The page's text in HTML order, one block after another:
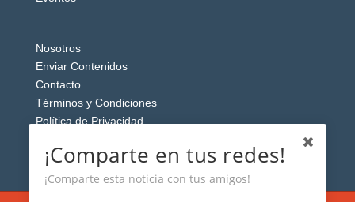
Nosotros
Enviar Contenidos
Contacto
Términos y Condiciones
Política de Privacidad
¡Comparte en tus redes!
¡Comparte esta noticia con tus amigos!